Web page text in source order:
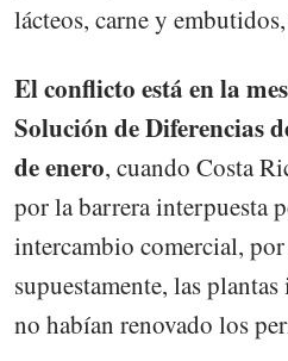
lácteos, carne y
El conflicto está en la
Solución de Diferencias
de enero, cuando Costa
por la barrera interpuesta
intercambio comercial, por
supuestamente, las
no habían renovado los